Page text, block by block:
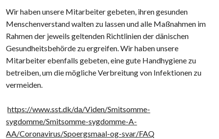
Wir haben unsere Mitarbeiter gebeten, ihren gesunden
Menschenverstand walten zu lassen und alle Maßnahmen im
Rahmen der jeweils geltenden Richtlinien der dänischen
Gesundheitsbehörde zu ergreifen. Wir haben unsere
Mitarbeiter ebenfalls gebeten, eine gute Handhygiene zu
betreiben, um die mögliche Verbreitung von Infektionen zu
vermeiden.
​https://www.sst.dk/da/Viden/Smitsomme-
sygdomme/Smitsomme-sygdomme-A-
AA/Coronavirus/Spoergsmaal-og-svar/FAQ